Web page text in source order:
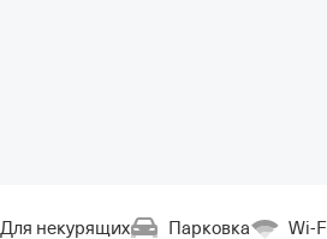
Для некурящих Парковка Wi-